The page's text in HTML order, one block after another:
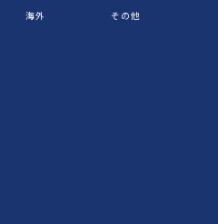
海外
その他